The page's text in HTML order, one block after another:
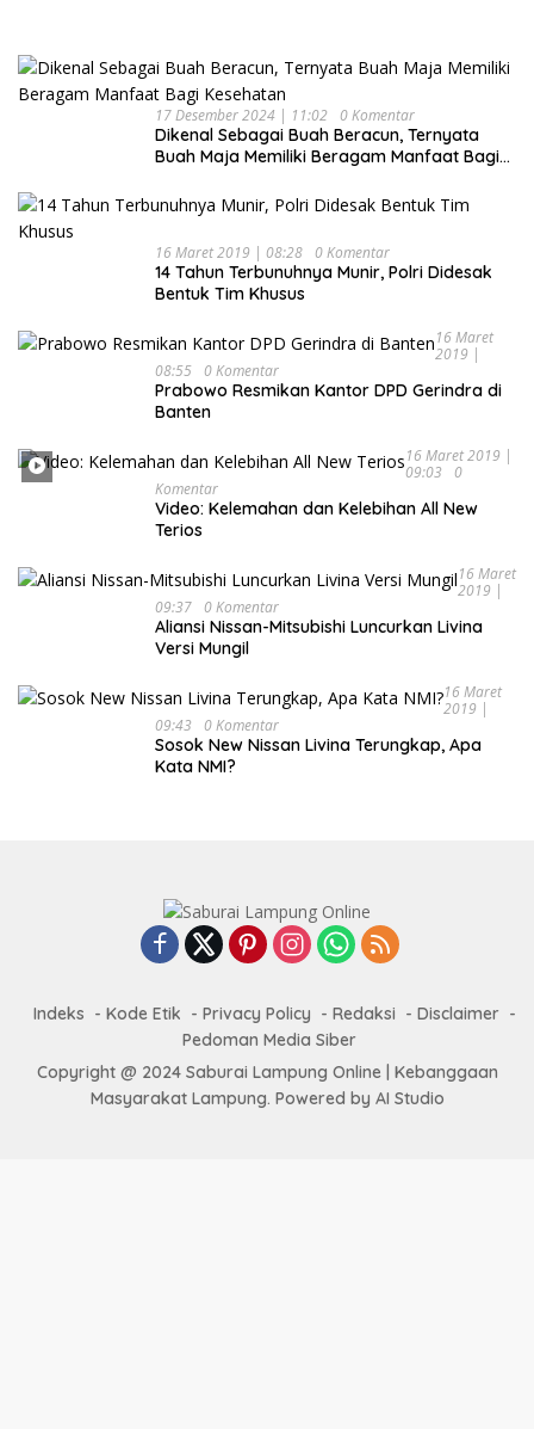
17 Desember 2024 | 11:02 0 Komentar
Dikenal Sebagai Buah Beracun, Ternyata
Buah Maja Memiliki Beragam Manfaat Bagi
16 Maret 2019 | 08:28 0 Komentar
14 Tahun Terbunuhnya Munir, Polri Didesak
Bentuk Tim Khusus
16 Maret
2019 |
08:55 0 Komentar
Prabowo Resmikan Kantor DPD Gerindra di
Banten
16 Maret 2019 |
09:03
0
Komentar
Video: Kelemahan dan Kelebihan All New
Terios
16 Maret
2019 |
09:37 0 Komentar
Aliansi Nissan-Mitsubishi Luncurkan Livina
Versi Mungil
16 Maret
2019 |
09:43
0 Komentar
Sosok New Nissan Livina Terungkap, Apa
Kata NMI?
Indeks Kode Etik Privacy Policy Redaksi
Disclaimer
Pedoman Media Siber
Copyright @ 2024 Saburai Lampung Online | Kebanggaan
Masyarakat Lampung. Powered by AI Studio